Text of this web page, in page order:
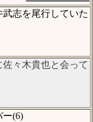
志を尾行していた
々木貴也と会って
(6)